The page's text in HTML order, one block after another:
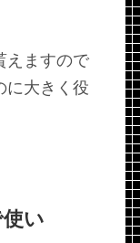
えますので
に大きく役
い